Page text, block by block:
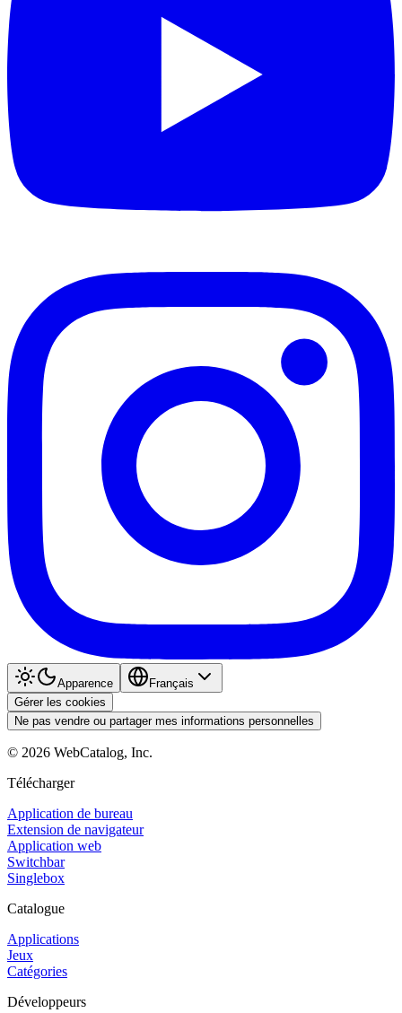
Apparence
Français
Gérer les cookies
Ne pas vendre ou partager mes informations personnelles
© 2026 WebCatalog, Inc.
Télécharger
Application de bureau
Extension de navigateur
Application web
Switchbar
Singlebox
Catalogue
Applications
Jeux
Catégories
Développeurs